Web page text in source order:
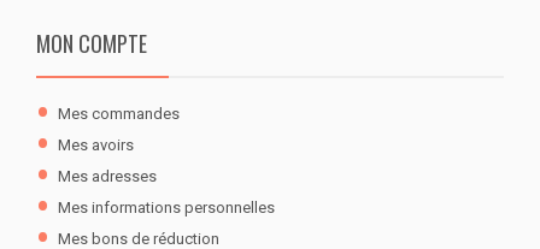
MON COMPTE
Mes commandes
Mes avoirs
Mes adresses
Mes informations personnelles
Mes bons de réduction